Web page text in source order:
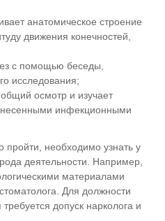
анатомическое строение
движения конечностей,
с помощью беседы,
исследования;
осмотр и изучает
инфекционными
пройти, необходимо узнать у
деятельности. Например,
материалами
Для должности
допуск нарколога и